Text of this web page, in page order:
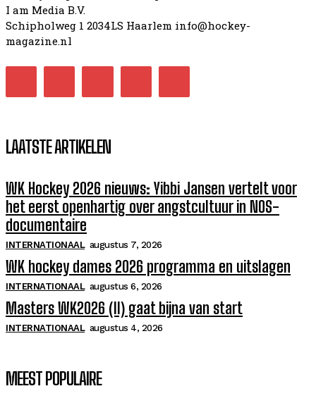
I am Media B.V.
Schipholweg 1 2034LS Haarlem info@hockey-
magazine.nl
LAATSTE ARTIKELEN
WK Hockey 2026 nieuws: Yibbi Jansen vertelt voor
het eerst openhartig over angstcultuur in NOS-
documentaire
INTERNATIONAAL augustus 7, 2026
WK hockey dames 2026 programma en uitslagen
INTERNATIONAAL augustus 6, 2026
Masters WK2026 (II) gaat bijna van start
INTERNATIONAAL augustus 4, 2026
MEEST POPULAIRE